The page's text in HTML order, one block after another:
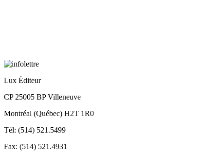
Lux Éditeur
CP 25005 BP Villeneuve
Montréal (Québec) H2T 1R0
Tél: (514) 521.5499
Fax: (514) 521.4931